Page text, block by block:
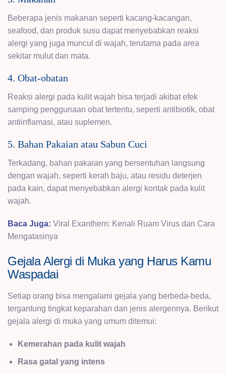
Beberapa jenis makanan seperti kacang-kacangan,
seafood, dan produk susu dapat menyebabkan reaksi
alergi yang juga muncul di wajah, terutama pada area
sekitar mulut dan mata.
4. Obat-obatan
Reaksi alergi pada kulit wajah bisa terjadi akibat efek
samping penggunaan obat tertentu, seperti antibiotik, obat
antiinflamasi, atau suplemen.
5. Bahan Pakaian atau Sabun Cuci
Terkadang, bahan pakaian yang bersentuhan langsung
dengan wajah, seperti kerah baju, atau residu deterjen
pada kain, dapat menyebabkan alergi kontak pada kulit
wajah.
Baca Juga: Viral Exanthem: Kenali Ruam Virus dan Cara
Mengatasinya
Gejala Alergi di Muka yang Harus Kamu
Waspadai
Setiap orang bisa mengalami gejala yang berbeda-beda,
tergantung tingkat keparahan dan jenis alergennya. Berikut
gejala alergi di muka yang umum ditemui:
Kemerahan pada kulit wajah
Rasa gatal yang intens